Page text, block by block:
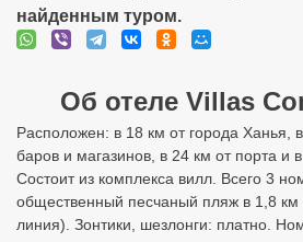
найденным туром.
Об отеле Villas
Расположен: в 18 км от города Ханья,
баров и магазинов, в 24 км от порта и
Состоит из комплекса вилл. Всего 3
общественный песчаный пляж в 1,8 км
линия). Зонтики, шезлонги: платно.